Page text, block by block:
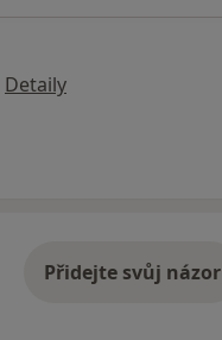
Detaily
Přidejte svůj názor